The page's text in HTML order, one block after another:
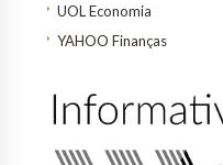
UOL Economia
YAHOO Finanças